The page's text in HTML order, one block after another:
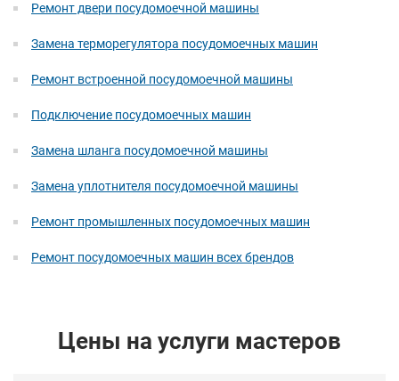
Ремонт двери посудомоечной машины
Замена терморегулятора посудомоечных машин
Ремонт встроенной посудомоечной машины
Подключение посудомоечных машин
Замена шланга посудомоечной машины
Замена уплотнителя посудомоечной машины
Ремонт промышленных посудомоечных машин
Ремонт посудомоечных машин всех брендов
Цены на услуги мастеров